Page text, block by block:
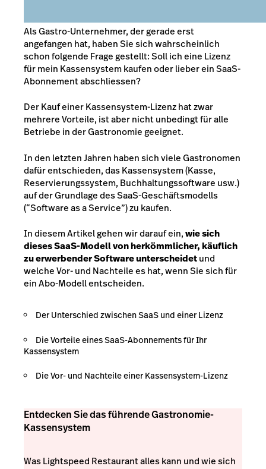
Als Gastro-Unternehmer, der gerade erst
angefangen hat, haben Sie sich wahrscheinlich
schon folgende Frage gestellt: Soll ich eine Lizenz
für mein Kassensystem kaufen oder lieber ein SaaS-
Abonnement abschliessen?
Der Kauf einer Kassensystem-Lizenz hat zwar
mehrere Vorteile, ist aber nicht unbedingt für alle
Betriebe in der Gastronomie geeignet.
In den letzten Jahren haben sich viele Gastronomen
dafür entschieden, das Kassensystem (Kasse,
Reservierungssystem, Buchhaltungssoftware usw.)
auf der Grundlage des SaaS-Geschäftsmodells
(“Software as a Service”) zu kaufen.
In diesem Artikel gehen wir darauf ein,wie sich
dieses SaaS-Modell von herkömmlicher, käuflich
zu erwerbender Software unterscheidetund
welche Vor- und Nachteile es hat, wenn Sie sich für
ein Abo-Modell entscheiden.
Der Unterschied zwischen SaaS und einer Lizenz
Die Vorteile eines SaaS-Abonnements für Ihr
Kassensystem
Die Vor- und Nachteile einer Kassensystem-Lizenz
Entdecken Sie das führende Gastronomie-
Kassensystem
Was Lightspeed Restaurant alles kann und wie sich